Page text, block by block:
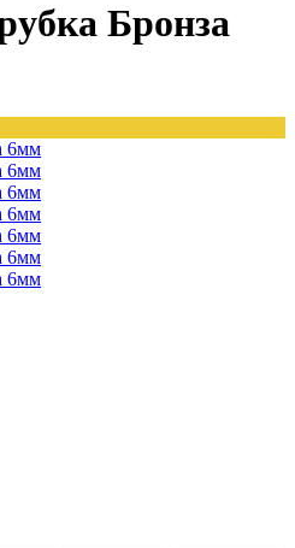
Бронза